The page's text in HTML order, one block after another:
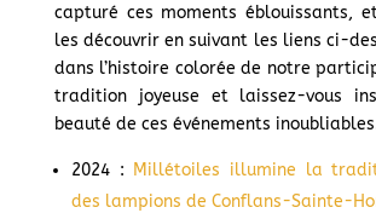
capturé ces moments éblouissants,
les découvrir en suivant les liens ci-
dans l’histoire colorée de notre
tradition joyeuse et laissez-vous
beauté de ces événements
2024 : Millétoiles illumine la
des lampions de Conflans-Sainte-